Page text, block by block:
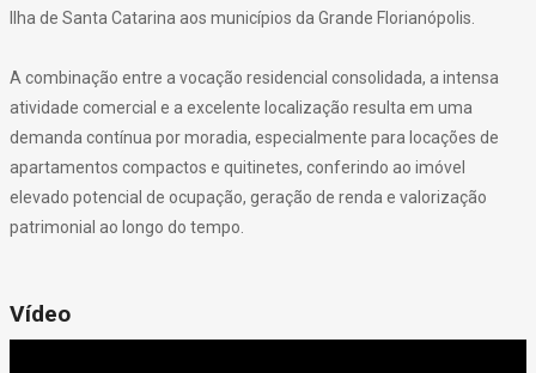
Ilha de Santa Catarina aos municípios da Grande Florianópolis.
A combinação entre a vocação residencial consolidada, a intensa
atividade comercial e a excelente localização resulta em uma
demanda contínua por moradia, especialmente para locações de
apartamentos compactos e quitinetes, conferindo ao imóvel
elevado potencial de ocupação, geração de renda e valorização
patrimonial ao longo do tempo.
Vídeo